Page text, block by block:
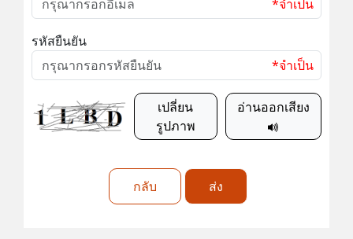
*จำเป็น
รหัสยืนยัน
*จำเป็น
เปลี่ยน
รูปภาพ
อ่านออกเสียง
กลับ ส่ง